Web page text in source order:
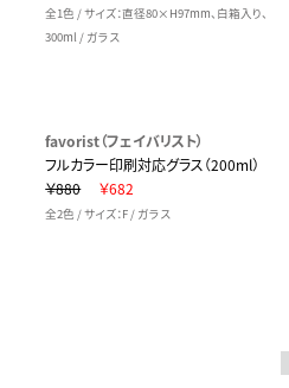
全1色 / サイズ：直径80×H97mm、白箱入り、
300ml / ガラス
favorist（フェイバリスト）
フルカラー印刷対応グラス（200ml）
￥880
￥682
全2色 / サイズ：F / ガラス